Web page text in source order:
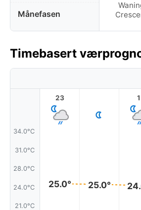
Månefasen
Timebasert
34.0°C
31.0°C
28.0°C
24.0°C
21.0°C
23
25.0° 25.0°
1